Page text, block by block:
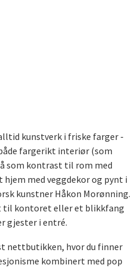
kunstverk i friske farger -
fargerikt interiør (som
som kontrast til rom med
med veggdekor og pynt i
kunstner Håkon Morønning.
til kontoret eller et blikkfang
gjester i entré.
nettbutikken, hvor du finner
kombinert med pop